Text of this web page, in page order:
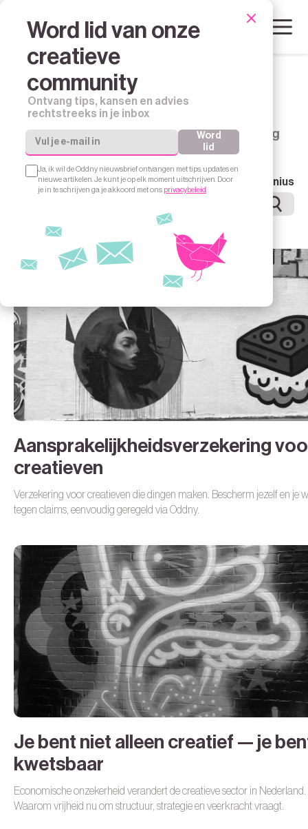
Subscribe
Zoeken
Ontdek onze collectie artikelen en trending
TypeCreative FlowProof of Genius
Aansprakelijkheidsverzekering
creatieven
Verzekering voor creatieven die dingen maken. Bescherm jezelf en je
tegen claims, eenvoudig geregeld via Oddny.
Je bent niet alleen creatief — je
kwetsbaar
Economische onzekerheid verandert de creatieve sector in Nederland.
Waarom vrijheid nu om structuur, strategie en veerkracht vraagt.
Word lid van onze
creatieve
community
Ontvang tips, kansen en advies
rechtstreeks in je inbox
Word
lid
Ja, ik wil de Oddny nieuwsbrief ontvangen met tips, updates en
nieuwe artikelen. Je kunt je op elk moment uitschrijven. Door
je in te schrijven ga je akkoord met ons privacybeleid